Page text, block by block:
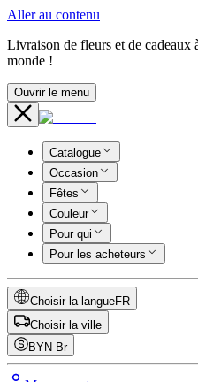
Aller au contenu
Livraison de fleurs et de cadeaux
monde !
Ouvrir le menu
Catalogue
Occasion
Fêtes
Couleur
Pour qui
Pour les acheteurs
Choisir la langueFR
Choisir la ville
BYN Br